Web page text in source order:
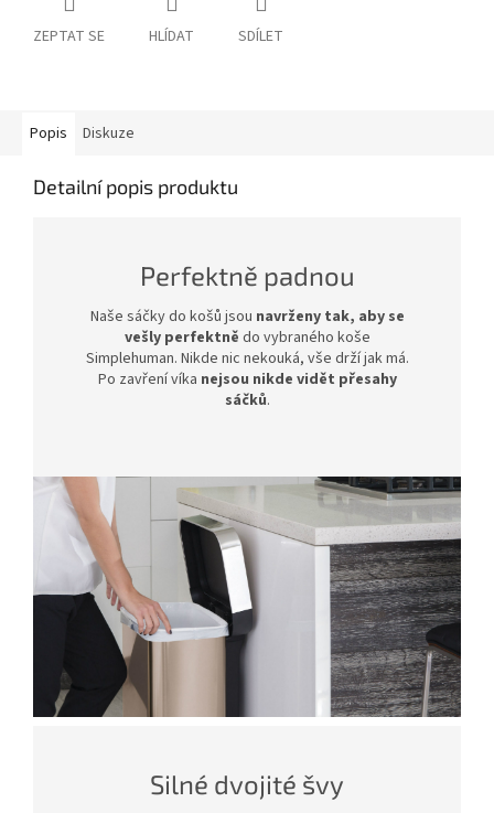
ZEPTAT SE HLÍDAT SDÍLET
Popis Diskuze
Detailní popis produktu
Perfektně padnou
Naše sáčky do košů jsou navrženy tak, aby se
vešly perfektně do vybraného koše
Simplehuman. Nikde nic nekouká, vše drží jak má.
Po zavření víka nejsou nikde vidět přesahy
sáčků.
Silné dvojité švy